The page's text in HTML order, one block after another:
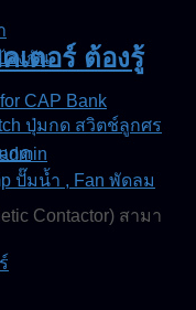
องกัน
CAP Bank
ปุ่มกด สวิตช์ลูกศร
กด
ปั๊มน้ำ , Fan พัดลม
เตอร์ ต้องรู้
admin
Contactor) สามา